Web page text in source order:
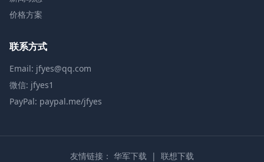
价格方案
联系方式
Email: jfyes@qq.com
微信: jfyes1
PayPal: paypal.me/jfyes
友情链接： 华军下载 | 联想下载